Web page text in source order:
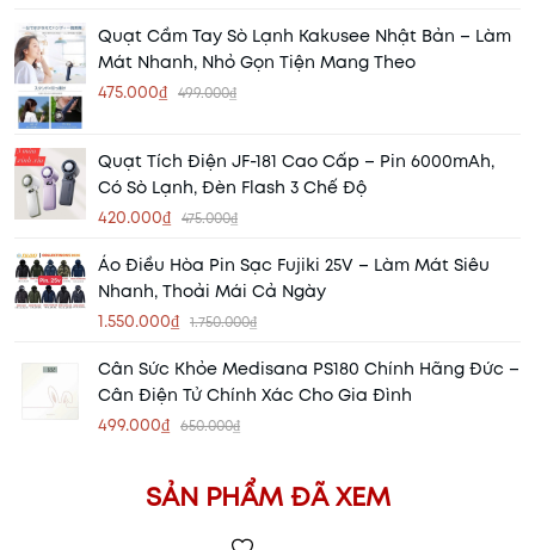
Quạt Cầm Tay Sò Lạnh Kakusee Nhật Bản – Làm
Mát Nhanh, Nhỏ Gọn Tiện Mang Theo
475.000₫ 499.000₫
Quạt Tích Điện JF-181 Cao Cấp – Pin 6000mAh,
Có Sò Lạnh, Đèn Flash 3 Chế Độ
420.000₫ 475.000₫
Áo Điều Hòa Pin Sạc Fujiki 25V – Làm Mát Siêu
Nhanh, Thoải Mái Cả Ngày
1.550.000₫ 1.750.000₫
Cân Sức Khỏe Medisana PS180 Chính Hãng Đức –
Cân Điện Tử Chính Xác Cho Gia Đình
499.000₫ 650.000₫
SẢN PHẨM ĐÃ XEM